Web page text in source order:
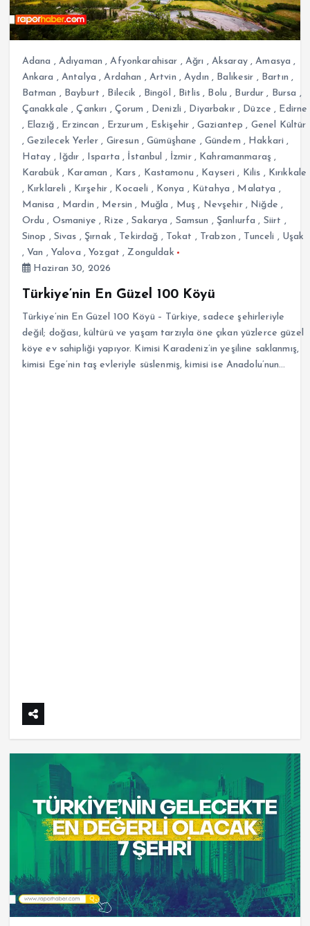
Adana , Adıyaman ,Afyonkarahisar , Ağrı , Aksaray,Amasya ,
Ankara , Antalya ,Ardahan , Artvin ,Aydın , Balıkesir , Bartın ,
Batman , Bayburt , Bilecik , Bingöl , Bitlis , Bolu , Burdur , Bursa ,
Çanakkale ,Çankırı , Çorum , Denizli , Diyarbakır, Düzce , Edirne
, Elazığ, Erzincan , Erzurum , Eskişehir , Gaziantep , Genel Kültür
, Gezilecek Yerler , Giresun ,Gümüşhane , Gündem , Hakkari ,
Hatay , Iğdır , Isparta , İstanbul , İzmir, Kahramanmaraş ,
Karabük , Karaman , Kars , Kastamonu , Kayseri , Kilis , Kırıkkale
, Kırklareli , Kırşehir, Kocaeli , Konya , Kütahya , Malatya ,
Manisa , Mardin , Mersin , Muğla , Muş , Nevşehir, Niğde ,
Ordu , Osmaniye , Rize ,Sakarya , Samsun , Şanlıurfa , Siirt ,
Sinop , Sivas , Şırnak , Tekirdağ , Tokat , Trabzon , Tunceli , Uşak
, Van , Yalova ,Yozgat ,Zonguldak
Haziran 30, 2026
Türkiye’nin En Güzel 100 Köyü
Türkiye’nin En Güzel 100 Köyü – Türkiye, sadece şehirleriyle
değil; doğası, kültürü ve yaşam tarzıyla öne çıkan yüzlerce güzel
köye ev sahipliği yapıyor. Kimisi Karadeniz’in yeşiline saklanmış,
kimisi Ege’nin taş evleriyle süslenmiş, kimisi ise Anadolu’nun…